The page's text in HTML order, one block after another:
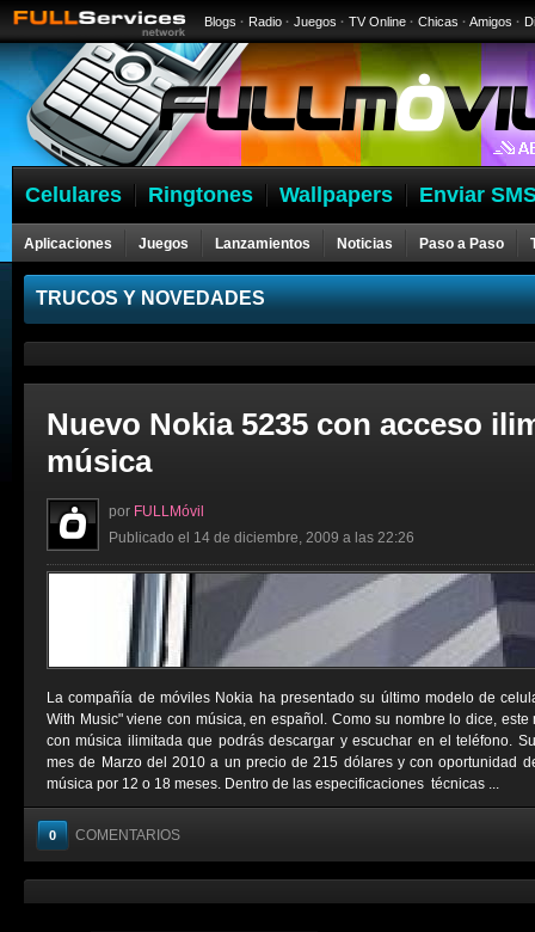
Blogs · Radio · Juegos · TV Online · Chicas · Amigos ·
Celulares Ringtones Wallpapers Enviar
Aplicaciones Juegos Lanzamientos Noticias Paso a Paso
Celulares
TRUCOS Y NOVEDADES
Nuevo Nokia 5235 con acceso
música
por FULLMóvil
Publicado el 14 de diciembre, 2009 a las 22:26
La compañía de móviles Nokia ha presentado su último modelo de
With Music" viene con música, en español. Como su nombre lo dice,
con música ilimitada que podrás descargar y escuchar en el teléfono.
mes de Marzo del 2010 a un precio de 215 dólares y con oportunidad
música por 12 o 18 meses. Dentro de las especificaciones técnicas ...
0 COMENTARIOS